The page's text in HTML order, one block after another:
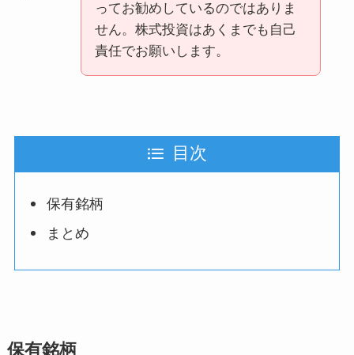
ってお勧めしているのではありま
せん。株式投資はあくまでも自己
責任でお願いします。
目次
保有銘柄
まとめ
保有銘柄